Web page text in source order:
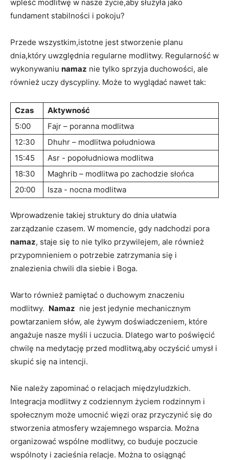
wpleść modlitwę w nasze życie,aby służyła jako
⁤fundament stabilności i pokoju?
Przede wszystkim,istotne​ jest​ stworzenie planu
dnia,który uwzględnia ⁤regularne modlitwy. Regularność w
wykonywaniu namaz nie tylko sprzyja duchowości, ale
również ‍uczy dyscypliny. Może to wyglądać nawet tak:
Czas
Aktywność
5:00
Fajr – poranna⁤ modlitwa
12:30
Dhuhr – modlitwa⁤ południowa
15:45
Asr -‍ popołudniowa modlitwa
18:30
Maghrib – modlitwa po zachodzie słońca
20:00
Isza ⁣- ⁤nocna modlitwa
Wprowadzenie takiej ​struktury do dnia ułatwia
zarządzanie czasem. W momencie, gdy nadchodzi pora
namaz, staje się to nie tylko przywilejem, ale również
przypomnieniem‌ o potrzebie zatrzymania się i
znalezienia ‍chwili dla siebie i Boga.
Warto również pamiętać o duchowym znaczeniu
modlitwy. ⁤ Namaz ⁣ nie​ jest jedynie mechanicznym
powtarzaniem‍ słów, ale żywym doświadczeniem, które
angażuje nasze ⁤myśli i uczucia. Dlatego warto poświęcić
chwilę na⁤ medytację przed​ modlitwą,aby oczyścić ⁣umysł i
⁢skupić się na⁤ intencji.
Nie należy zapominać o relacjach międzyludzkich.
Integracja modlitwy⁤ z codziennym życiem rodzinnym i​
społecznym może umocnić więzi oraz przyczynić się do
stworzenia atmosfery wzajemnego wsparcia. Można
organizować wspólne modlitwy, co buduje ‍poczucie
wspólnoty i ‌zacieśnia‍ relacje. Można to osiągnąć